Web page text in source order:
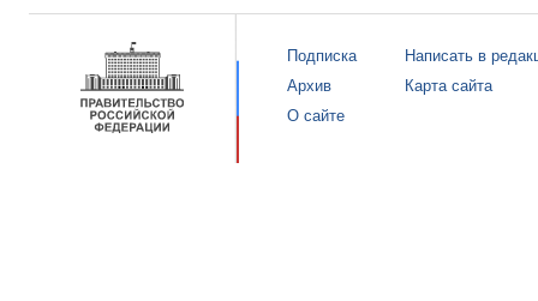
Подписка
Архив
О сайте
Написать в
Карта сайта